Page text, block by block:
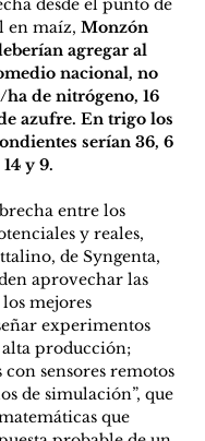
desde el punto de
en maíz, Monzón
agregar al
nacional, no
de nitrógeno, 16
azufre. En trigo los
serían 36, 6
y 9.
entre los
y reales,
de Syngenta,
aprovechar las
mejores
experimentos
producción;
sensores remotos
de simulación”, que
que